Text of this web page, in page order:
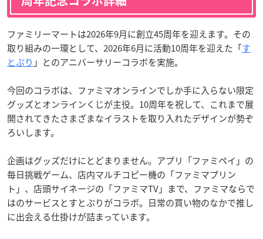
ファミリーマートは2026年9月に創立45周年を迎えます。その
取り組みの一環として、2026年6月に活動10周年を迎えた「す
とぷり 」とのアニバーサリーコラボを実施。
今回のコラボは、ファミマオンラインでしか手に入らない限定
グッズとオンラインくじが主役。10周年を祝して、これまで展
開されてきたさまざまなイラストを取り入れたデザインが勢ぞ
ろいします。
企画はグッズだけにとどまりません。アプリ「ファミペイ」の
毎日挑戦ゲーム、店内マルチコピー機の「ファミマプリン
ト」、店頭サイネージの「ファミマTV」まで、ファミマならで
はのサービスとすとぷりがコラボ。日常の買い物のなかで推し
に出会える仕掛けが詰まっています。